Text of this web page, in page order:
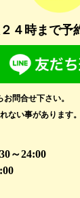
４時まで予
問合せ下さい。
ない事があります。
～24:00